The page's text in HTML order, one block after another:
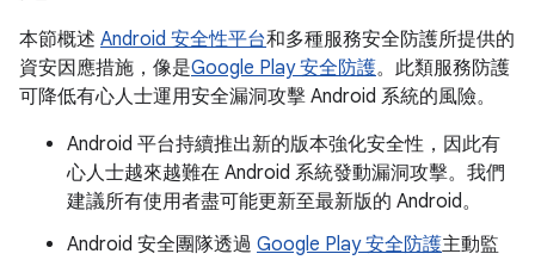
本節概述 Android 安全性平台和多種服務安全防護所提供的
資安因應措施，像是Google Play 安全防護。此類服務防護
可降低有心人士運用安全漏洞攻擊 Android 系統的風險。
Android 平台持續推出新的版本強化安全性，因此有
心人士越來越難在 Android 系統發動漏洞攻擊。我們
建議所有使用者盡可能更新至最新版的 Android。
Android 安全團隊透過 Google Play 安全防護主動監